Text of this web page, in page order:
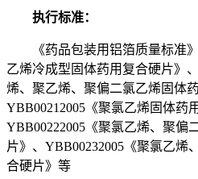
执行标准：
《药品包装用铝箔质量标准》
乙烯冷成型固体药用复合硬片》
烯、聚乙烯、聚偏二氯乙烯固体
YBB00212005《聚氯乙烯固体药
YBB00222005《聚氯乙烯、聚偏
片》、YBB00232005《聚氯乙烯
合硬片》等